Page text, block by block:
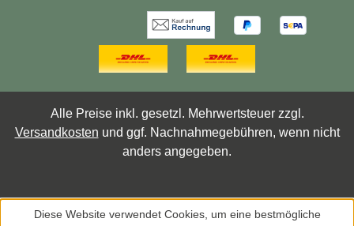
Alle Preise inkl. gesetzl. Mehrwertsteuer zzgl.
Versandkosten und ggf. Nachnahmegebühren, wenn nicht
anders angegeben.
Diese Website verwendet Cookies, um eine bestmögliche